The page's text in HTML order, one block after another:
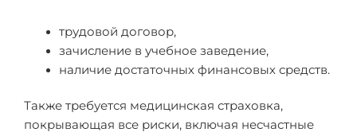
трудовой договор,
зачисление в учебное заведение,
наличие достаточных финансовых средств.
Также требуется медицинская страховка,
покрывающая все риски, включая несчастные